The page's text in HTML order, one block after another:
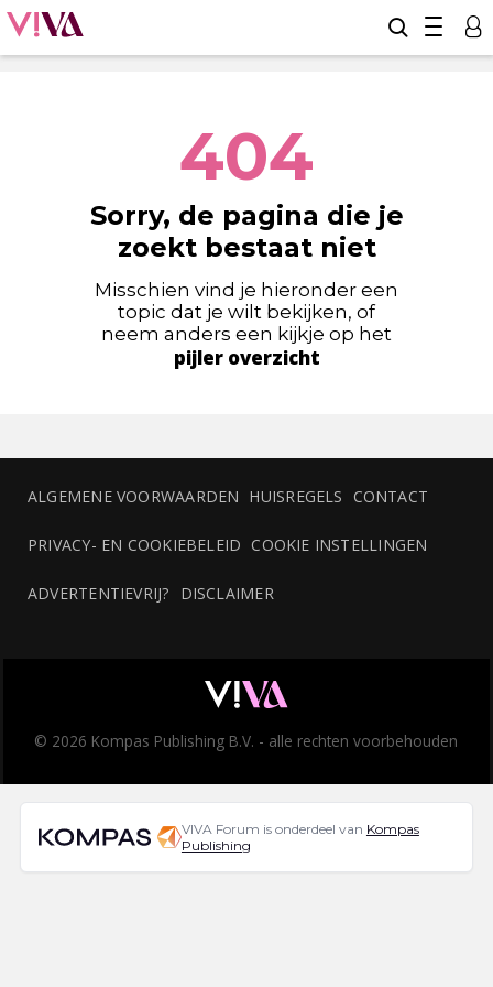
404
Sorry, de pagina die je
zoekt bestaat niet
Misschien vind je hieronder een
topic dat je wilt bekijken, of
neem anders een kijkje op het
pijler overzicht
ALGEMENE VOORWAARDEN HUISREGELS CONTACT
PRIVACY- EN COOKIEBELEID COOKIE INSTELLINGEN
ADVERTENTIEVRIJ? DISCLAIMER
© 2026 Kompas Publishing B.V. - alle rechten voorbehouden
VIVA Forum is onderdeel van Kompas
Publishing